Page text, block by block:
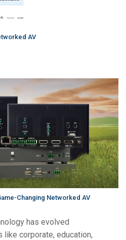
AV
Changing Networked AV
has evolved
like corporate, education,